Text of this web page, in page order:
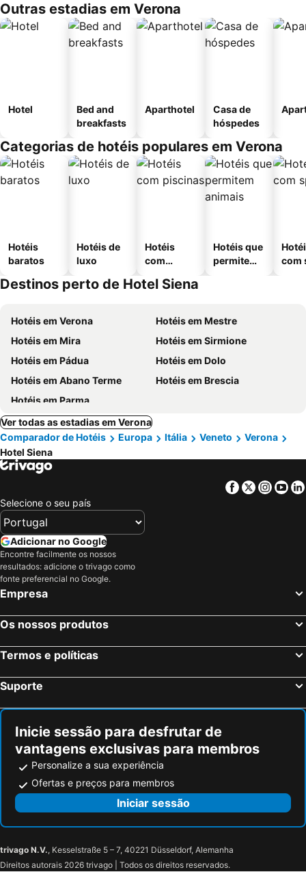
Outras estadias em Verona
Hotel
Bed and
breakfasts
Aparthotel
Casa de
hóspedes
Categorias de hotéis populares em Verona
Hotéis
baratos
Hotéis de
luxo
Hotéis
com
Hotéis que
permitem
com
Destinos perto de Hotel Siena
Hotéis em Verona
Hotéis em Mestre
Hotéis em Mira
Hotéis em Sirmione
Hotéis em Pádua
Hotéis em Dolo
Hotéis em Abano Terme
Hotéis em Brescia
Hotéis em Parma
Ver todas as estadias em Verona
Comparador de Hotéis
Europa Itália Veneto
Verona
Hotel Siena
Facebook
Twitter
Selecione o seu país
Adicionar no Google
Encontre facilmente os nossos
resultados: adicione o trivago como
fonte preferencial no Google.
Empresa
Os nossos produtos
Termos e políticas
Suporte
Inicie sessão para desfrutar de
vantagens exclusivas para membros
Personalize a sua experiência
Ofertas e preços para membros
Iniciar sessão
trivago N.V., Kesselstraße 5 – 7, 40221 Düsseldorf, Alemanha
Direitos autorais 2026 trivago | Todos os direitos reservados.